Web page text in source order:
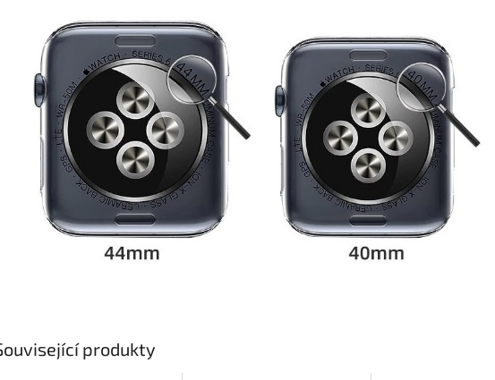
produkty